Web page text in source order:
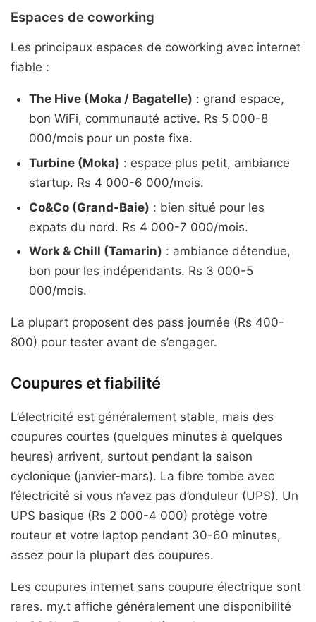
Espaces de coworking
Les principaux espaces de coworking avec internet
fiable :
The Hive (Moka / Bagatelle) : grand espace,
bon WiFi, communauté active. Rs 5 000-8
000/mois pour un poste fixe.
Turbine (Moka) : espace plus petit, ambiance
startup. Rs 4 000-6 000/mois.
Co&Co (Grand-Baie) : bien situé pour les
expats du nord. Rs 4 000-7 000/mois.
Work & Chill (Tamarin) : ambiance détendue,
bon pour les indépendants. Rs 3 000-5
000/mois.
La plupart proposent des pass journée (Rs 400-
800) pour tester avant de s’engager.
Coupures et fiabilité
L’électricité est généralement stable, mais des
coupures courtes (quelques minutes à quelques
heures) arrivent, surtout pendant la saison
cyclonique (janvier-mars). La fibre tombe avec
l’électricité si vous n’avez pas d’onduleur (UPS). Un
UPS basique (Rs 2 000-4 000) protège votre
routeur et votre laptop pendant 30-60 minutes,
assez pour la plupart des coupures.
Les coupures internet sans coupure électrique sont
rares. my.t affiche généralement une disponibilité